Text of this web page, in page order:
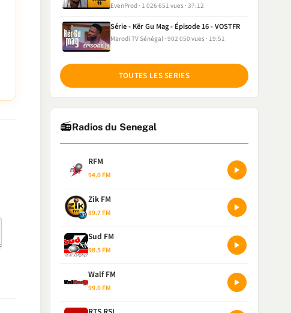
EvenProd 1 026 651 vues 37:12
Série - Kër Gu Mag - Épisode 16 - VOSTFR
Marodi TV Sénégal 902 050 vues 19:51
TOUTES LES SERIES
📻Radios du Senegal
RFM
94.0 FM
Zik FM
89.7 FM
Sud FM
98.5 FM
Walf FM
99.0 FM